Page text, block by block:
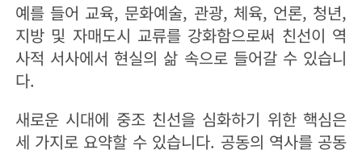
예를 들어 교육, 문화예술, 관광, 체육, 언론, 청년,
지방 및 자매도시 교류를 강화함으로써 친선이 역
사적 서사에서 현실의 삶 속으로 들어갈 수 있습니
다.
새로운 시대에 중조 친선을 심화하기 위한 핵심은
세 가지로 요약할 수 있습니다. 공동의 역사를 공동